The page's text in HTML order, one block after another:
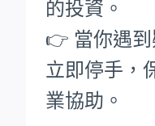
的投資。
👉 當你遇
立即停手，
業協助。